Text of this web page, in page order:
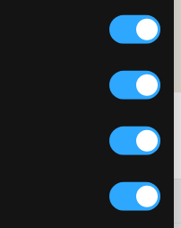
aankoop als lid en geldt op
gecombineerd met andere
over het lidmaatschap onze